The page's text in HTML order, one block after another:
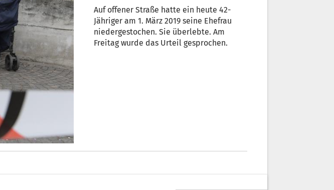
Auf offener Straße hatte ein heute 42-
Jähriger am 1. März 2019 seine Ehefrau
niedergestochen. Sie überlebte. Am
Freitag wurde das Urteil gesprochen.